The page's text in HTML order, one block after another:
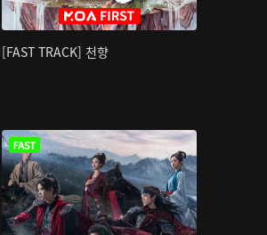
[FAST TRACK] 천향